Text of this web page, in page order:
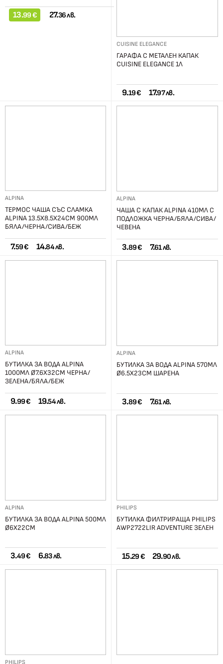
13.99 € 27.36 лв.
CUISINE ELEGANCE
ГАРАФА С МЕТАЛЕН КАПАК
CUISINE ELEGANCE 1Л
9.19 € 17.97 лв.
ALPINA
ТЕРМОС ЧАША СЪС СЛАМКА
ALPINA 13.5Х8.5Х24СМ 900МЛ
БЯЛА/ЧЕРНА/СИВА/БЕЖ
7.59 € 14.84 лв.
ALPINA
ЧАША С КАПАК ALPINA 410МЛ С
ПОДЛОЖКА ЧЕРНА/БЯЛА/СИВА/
ЧЕВЕНА
3.89 € 7.61 лв.
ALPINA
БУТИЛКА ЗА ВОДА ALPINA
1000МЛ Ø7.6X32CМ ЧЕРНА/
ЗЕЛЕНА/БЯЛА/БЕЖ
9.99 € 19.54 лв.
ALPINA
БУТИЛКА ЗА ВОДА ALPINA 570МЛ
Ø6.5X23CМ ШАРЕНА
3.89 € 7.61 лв.
ALPINA
БУТИЛКА ЗА ВОДА ALPINA 500МЛ
Ø6X22CМ
3.49 € 6.83 лв.
PHILIPS
БУТИЛКА ФИЛТРИРАЩА PHILIPS
AWP2722LIR ADVENTURE ЗЕЛЕН
15.29 € 29.90 лв.
PHILIPS